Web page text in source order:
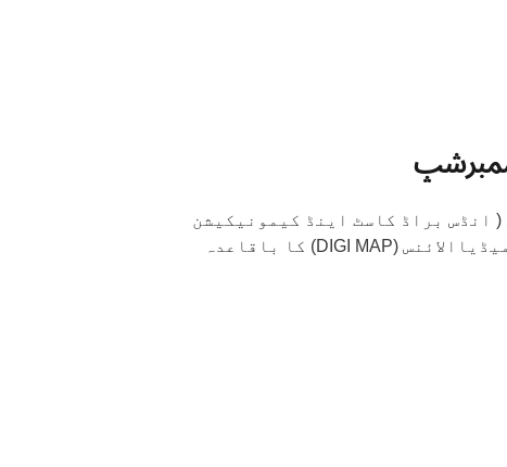
( انڈس براڈ کاسٹ اینڈ کیمونیکیشن
) ڈیجٹیل میڈیاالائنس (DIGI MAP) کا باقاعدہ